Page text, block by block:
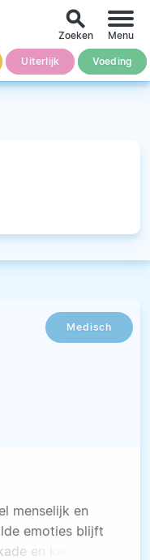
Uiterlijk Voeding
search
Zoeken Menu
Medisch
menselijk en
emoties blijft
en kan dat